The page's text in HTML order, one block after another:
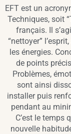
EFT est un
Techniques, soit
français. Il
“nettoyer”
les énergies.
de points
Problèmes,
sont ainsi
installer puis
pendant au
C’est le temps
nouvelle